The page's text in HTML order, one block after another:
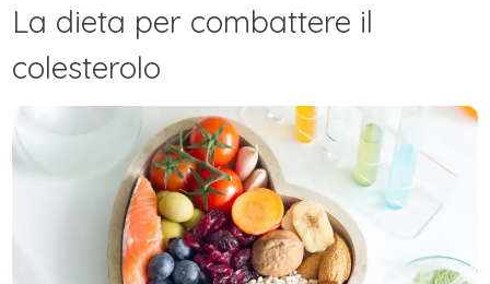
La dieta per combattere il
colesterolo